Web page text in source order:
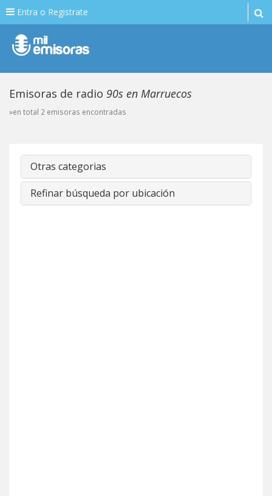
Entra o Registrate
Emisoras de radio 90s en Marruecos
»en total 2 emisoras encontradas
Otras categorias
Refinar búsqueda por ubicación